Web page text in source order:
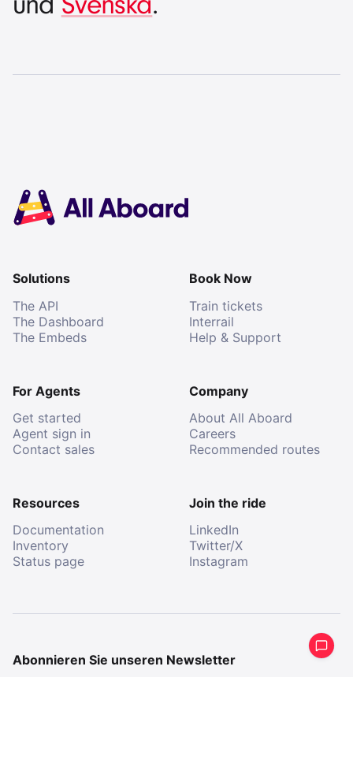
Solutions
The API
The Dashboard
The Embeds
Book Now
Train tickets
Interrail
Help & Support
For Agents
Get started
Agent sign in
Contact sales
Company
About All Aboard
Careers
Recommended routes
Resources
Documentation
Inventory
Status page
Join the ride
LinkedIn
Twitter/X
Instagram
Abonnieren Sie unseren Newsletter